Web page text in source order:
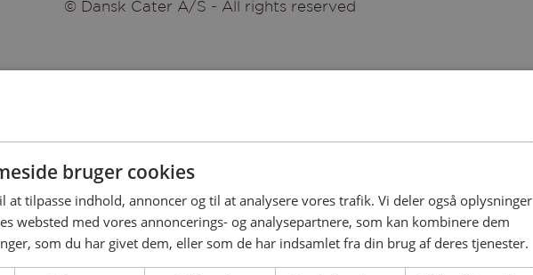
© Dansk Cater A/S - All rights reserved
bruger cookies
at tilpasse indhold, annoncer og til at analysere vores trafik. Vi deler også oplysninger
websted med vores annoncerings- og analysepartnere, som kan kombinere dem
som du har givet dem, eller som de har indsamlet fra din brug af deres tjenester.